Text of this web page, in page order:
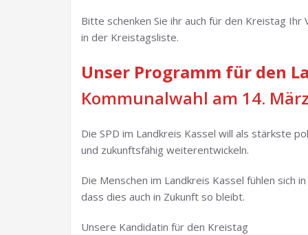
Bitte schenken Sie ihr auch für den Kreistag
in der Kreistagsliste.
Unser Programm für den
Kommunalwahl am 14.
Die SPD im Landkreis Kassel will als stärkste
und zukunftsfähig weiterentwickeln.
Die Menschen im Landkreis Kassel fühlen sich
dass dies auch in Zukunft so bleibt.
Unsere Kandidatin für den Kreistag